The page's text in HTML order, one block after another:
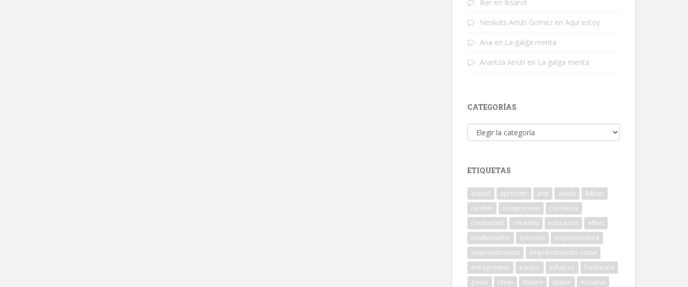
Iker en Iksarot
Neskuts Arruti Gomez en Aquí estoy
Ana en La galga menta
Arantza Arruti en La galga menta
CATEGORÍAS
Categorías
ETIQUETAS
actitud aprender arte ayuda
Bilbao
cambio
compromiso
Confianza
creatividad
creativity educación
effort
EmakumeEkin
emoción
emprendedora
emprendimiento
emprendimiento social
entrepreneur
equipo esfuerzo
formación
ganas
ideas illusion ilusión
iniciativa